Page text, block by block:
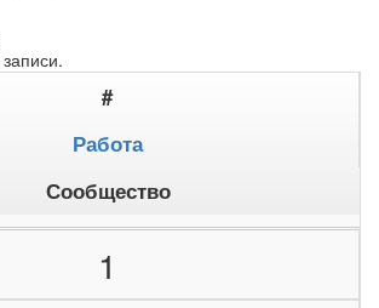
записи.
#
Работа
Сообщество
1